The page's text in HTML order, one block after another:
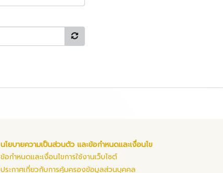
นโยบายความเป็นส่วนตัว และข้อกำหนดและเงื่อนไข
ข้อกำหนดและเงื่อนไขการใช้งานเว็บไซต์
ประกาศเกี่ยวกับการคุ้มครองข้อมูลส่วนบุคคล